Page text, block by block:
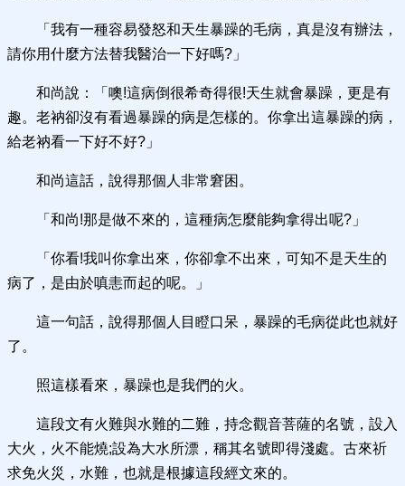
「我有一種容易發怒和天生暴躁的毛病，真是沒有辦法，
請你用什麼方法替我醫治一下好嗎?」
和尚說：「噢!這病倒很希奇得很!天生就會暴躁，更是有
趣。老衲卻沒有看過暴躁的病是怎樣的。你拿出這暴躁的病，
給老衲看一下好不好?」
和尚這話，說得那個人非常窘困。
「和尚!那是做不來的，這種病怎麼能夠拿得出呢?」
「你看!我叫你拿出來，你卻拿不出來，可知不是天生的
病了，是由於嗔恚而起的呢。」
這一句話，說得那個人目瞪口呆，暴躁的毛病從此也就好
了。
照這樣看來，暴躁也是我們的火。
這段文有火難與水難的二難，持念觀音菩薩的名號，設入
大火，火不能燒;設為大水所漂，稱其名號即得淺處。古來祈
求免火災，水難，也就是根據這段經文來的。